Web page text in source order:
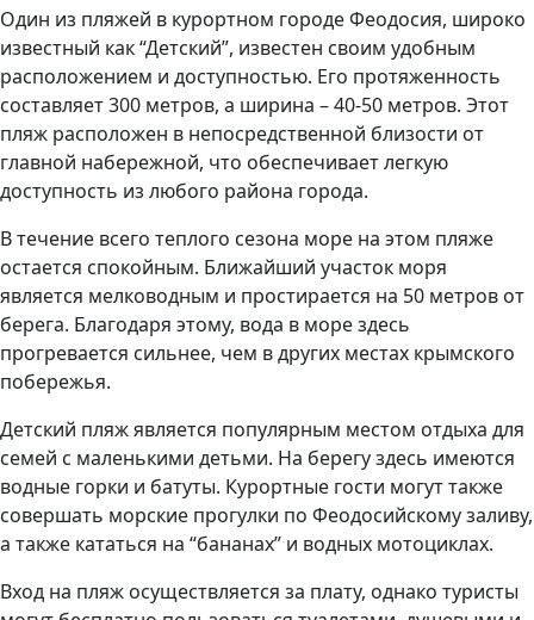
Один из пляжей в курортном городе Феодосия, широко
известный как “Детский”, известен своим удобным
расположением и доступностью. Его протяженность
составляет 300 метров, а ширина – 40-50 метров. Этот
пляж расположен в непосредственной близости от
главной набережной, что обеспечивает легкую
доступность из любого района города.
В течение всего теплого сезона море на этом пляже
остается спокойным. Ближайший участок моря
является мелководным и простирается на 50 метров от
берега. Благодаря этому, вода в море здесь
прогревается сильнее, чем в других местах крымского
побережья.
Детский пляж является популярным местом отдыха для
семей с маленькими детьми. На берегу здесь имеются
водные горки и батуты. Курортные гости могут также
совершать морские прогулки по Феодосийскому заливу,
а также кататься на “бананах” и водных мотоциклах.
Вход на пляж осуществляется за плату, однако туристы